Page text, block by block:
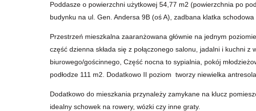
Poddasze o powierzchni użytkowej 54,77 m2 (powierzchnia po
budynku na ul. Gen. Andersa 9B (oś A), zadbana klatka schodowa
Przestrzeń mieszkalna zaaranżowana głównie na jednym
część dzienna składa się z połączonego salonu, jadalni i kuchni
biurowego/gościnnego, Część nocna to sypialnia, pokój
podłodze 111 m2. Dodatkowo II poziom tworzy niewielka
Dodatkowo do mieszkania przynależy zamykane na klucz
idealny schowek na rowery, wózki czy inne graty.